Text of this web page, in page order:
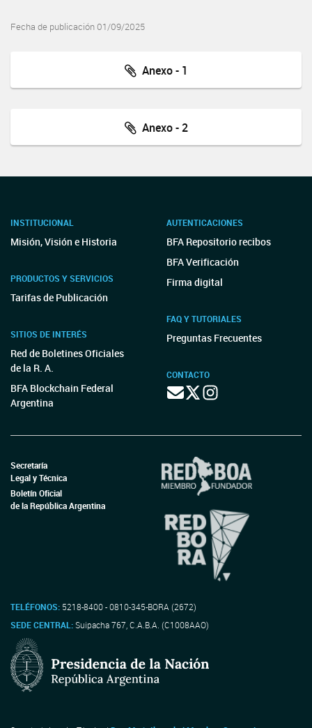
Fecha de publicación 01/09/2025
Anexo - 1
Anexo - 2
INSTITUCIONAL
Misión, Visión e Historia
PRODUCTOS Y SERVICIOS
Tarifas de Publicación
SITIOS DE INTERÉS
Red de Boletines Oficiales
de la R. A.
BFA Blockchain Federal
Argentina
AUTENTICACIONES
BFA Repositorio recibos
BFA Verificación
Firma digital
FAQ Y TUTORIALES
Preguntas Frecuentes
CONTACTO
Secretaría
Legal y Técnica
Boletín Oficial
de la República Argentina
TELÉFONOS: 5218-8400 - 0810-345-BORA (2672)
SEDE CENTRAL:Suipacha 767, C.A.B.A. (C1008AAO)